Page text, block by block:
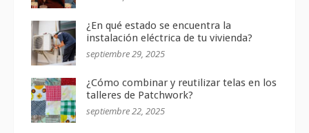
¿En qué estado se encuentra la
instalación eléctrica de tu vivienda?
septiembre 29, 2025
¿Cómo combinar y reutilizar telas en los
talleres de Patchwork?
septiembre 22, 2025